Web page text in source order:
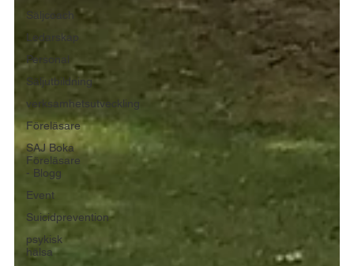
Säljcoach
Ledarskap
Personal
Säljutbildning
verksamhetsutveckling
Föreläsare
SAJ Boka
Föreläsare
- Blogg
Event
Suicidprevention
psykisk
hälsa